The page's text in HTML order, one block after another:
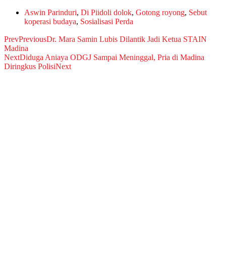
Aswin Parinduri, Di Piidoli dolok, Gotong royong, Sebut
koperasi budaya, Sosialisasi Perda
PrevPreviousDr. Mara Samin Lubis Dilantik Jadi Ketua STAIN
Madina
NextDiduga Aniaya ODGJ Sampai Meninggal, Pria di Madina
Diringkus PolisiNext